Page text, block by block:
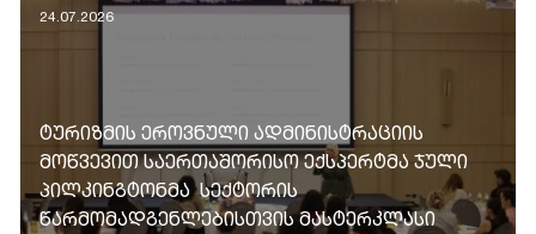
24.07.2026
ᲢᲣᲠᲘᲖᲛᲘᲡ ᲔᲠᲝᲕᲜᲣᲚᲘ ᲐᲓᲛᲘᲜᲘᲡᲢᲠᲐᲪᲘᲘᲡ
ᲛᲝᲬᲕᲔᲕᲘᲗ ᲡᲐᲔᲠᲗᲐᲨᲝᲠᲘᲡᲝ ᲔᲥᲡᲞᲔᲠᲢᲛᲐ ᲯᲣᲚᲘ
ᲞᲘᲚᲙᲘᲜᲒᲢᲝᲜᲛᲐ ᲡᲔᲥᲢᲝᲠᲘᲡ
ᲬᲐᲠᲛᲝᲛᲐᲓᲒᲔᲜᲚᲔᲑᲘᲡᲗᲕᲘᲡ ᲛᲐᲡᲢᲔᲠᲙᲚᲐᲡᲘ